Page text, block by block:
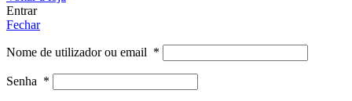
Entrar
Fechar
Nome de utilizador ou email *
Senha *